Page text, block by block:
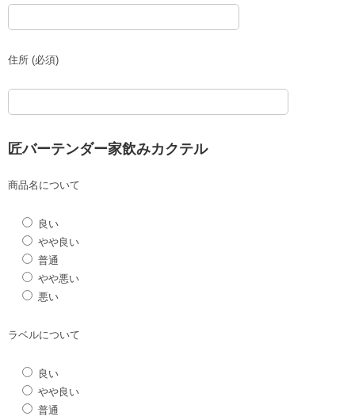
住所 (必須)
匠バーテンダー家飲みカクテル
商品名について
良い
やや良い
普通
やや悪い
悪い
ラベルについて
良い
やや良い
普通